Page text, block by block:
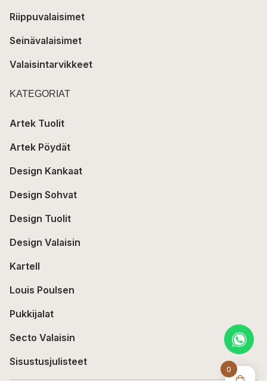
0
Riippuvalaisimet
Seinävalaisimet
Valaisintarvikkeet
KATEGORIAT
Artek Tuolit
Artek Pöydät
Design Kankaat
Design Sohvat
Design Tuolit
Design Valaisin
Kartell
Louis Poulsen
Pukkijalat
Secto Valaisin
Sisustusjulisteet